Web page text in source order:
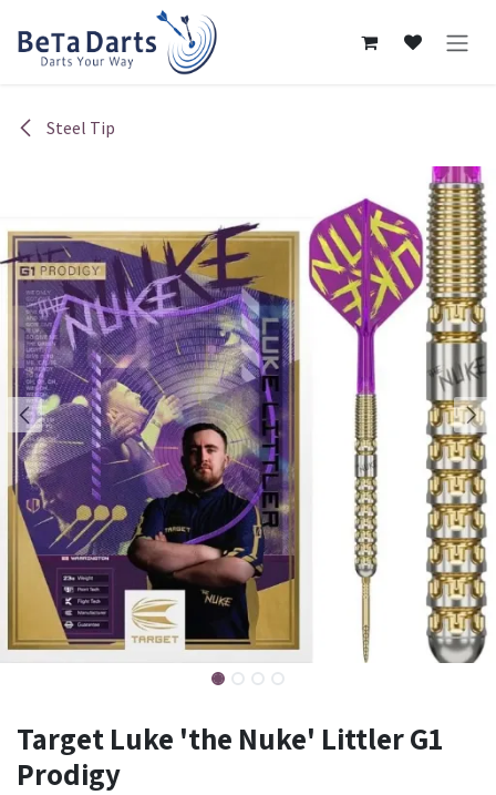
Overslaan naar inhoud
Steel Tip
Target Luke 'the Nuke' Littler G1
Prodigy